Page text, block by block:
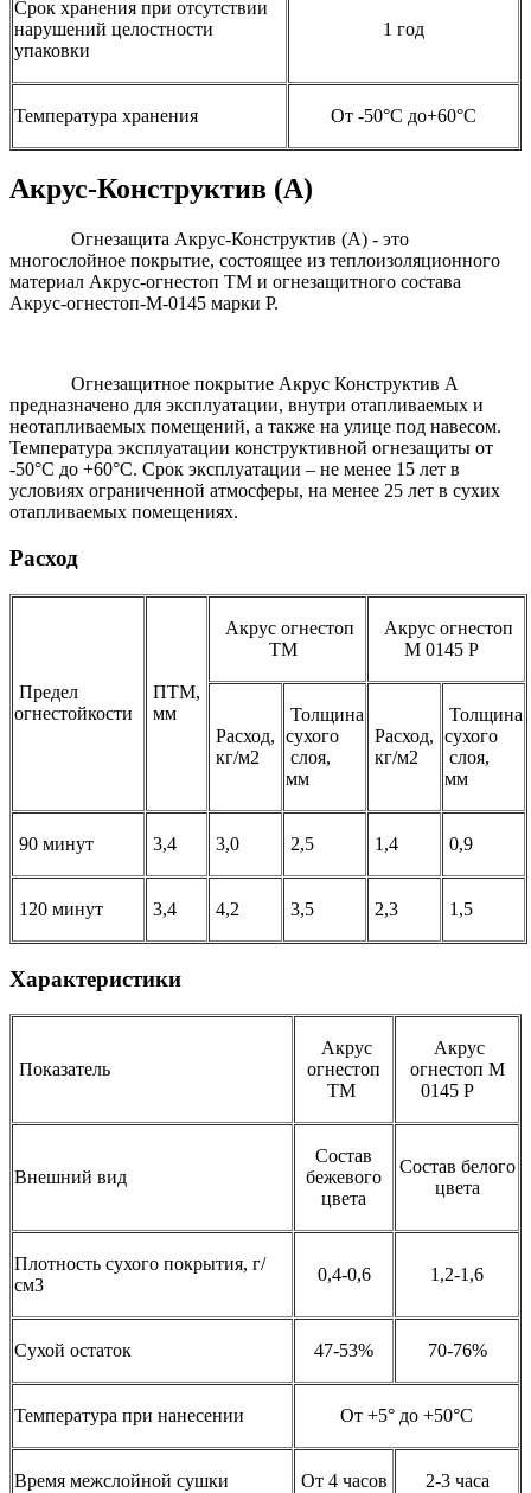
Срок хранения при отсутствии
нарушений целостности
упаковки
1 год
Температура хранения От -50°С до+60°С
Акрус-Конструктив (А)
Огнезащита Акрус-Конструктив (А) - это
многослойное покрытие, состоящее из теплоизоляционного
материал Акрус-огнестоп ТМ и огнезащитного состава
Акрус-огнестоп-М-0145 марки Р.
Огнезащитное покрытие Акрус Конструктив А
предназначено для эксплуатации, внутри отапливаемых и
неотапливаемых помещений, а также на улице под навесом.
Температура эксплуатации конструктивной огнезащиты от
-50°С до +60°С. Срок эксплуатации – не менее 15 лет в
условиях ограниченной атмосферы, на менее 25 лет в сухих
отапливаемых помещениях.
Расход
Предел
огнестойкости
ПТМ,
мм
Акрус огнестоп
ТМ
Акрус огнестоп
М 0145 Р
Расход,
кг/м2
Толщина
сухого
слоя,
мм
Расход,
кг/м2
Толщина
сухого
слоя,
мм
90 минут 3,4 3,0 2,5 1,4 0,9
120 минут 3,4 4,2 3,5 2,3 1,5
Характеристики
Показатель
Акрус
огнестоп
ТМ
Акрус
огнестоп М
0145 Р
Внешний вид
Состав
бежевого
цвета
Состав белого
цвета
Плотность сухого покрытия, г/
см3
0,4-0,6 1,2-1,6
Сухой остаток 47-53% 70-76%
Температура при нанесении От +5° до +50°С
Время межслойной сушки От 4 часов 2-3 часа